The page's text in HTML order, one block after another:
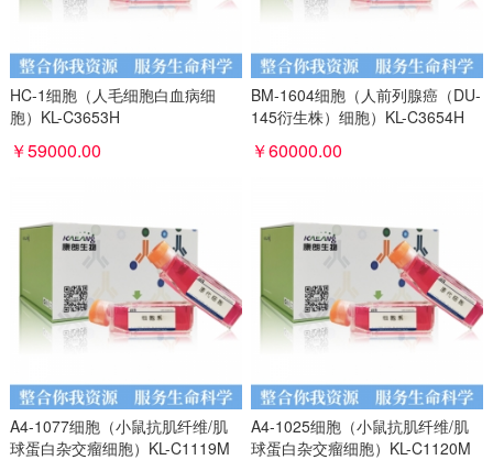
HC-1细胞（人毛细胞白血病细
胞）KL-C3653H
￥59000.00
BM-1604细胞（人前列腺癌（DU-
145衍生株）细胞）KL-C3654H
￥60000.00
A4-1077细胞（小鼠抗肌纤维/肌
球蛋白杂交瘤细胞）KL-C1119M
A4-1025细胞（小鼠抗肌纤维/肌
球蛋白杂交瘤细胞）KL-C1120M